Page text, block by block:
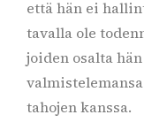
että hän ei
tavalla ole
joiden osalta
tahojen kanssa.